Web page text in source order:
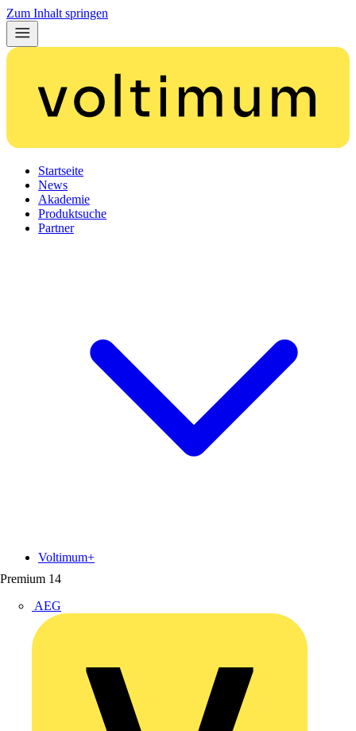
Zum Inhalt springen
Startseite
News
Akademie
Produktsuche
Partner
Premium 14
AEG
Voltimum+